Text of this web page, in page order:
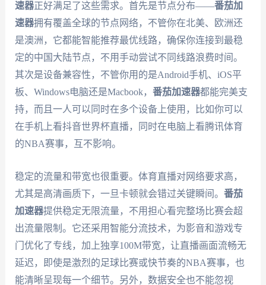
速器正好满足了这些需求。首先是节点分布——番茄加
速器拥有覆盖全球的节点网络，不管你在北美、欧洲还
是澳洲，它都能智能推荐最优线路，确保你连接到最稳
定的中国大陆节点，不用手动尝试不同线路浪费时间。
其次是设备兼容性，不管你用的是Android手机、iOS平
板、Windows电脑还是Macbook， 番茄加速器都能完美支
持，而且一人可以同时在多个设备上使用，比如你可以
在手机上看抖音世界杯直播，同时在电脑上看腾讯体育
的NBA赛事，互不影响。
稳定的流量和带宽也很重要。体育直播对网络要求高，
尤其是高清画质下，一旦卡顿就会错过关键瞬间。 番茄
加速器提供稳定无限流量，不用担心看完整场比赛会超
出流量限制。它还采用智能分流技术，为影音和游戏专
门优化了专线，加上独享100M带宽，让直播画面流畅无
延迟，即使是激烈的足球比赛或快节奏的NBA赛事，也
能清晰呈现每一个细节。另外，数据安全也不能忽视